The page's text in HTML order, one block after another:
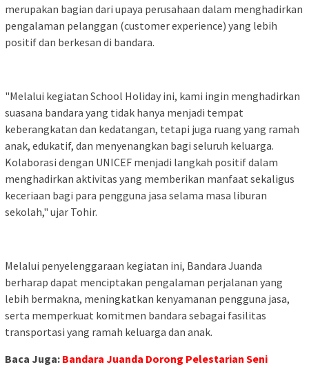
merupakan bagian dari upaya perusahaan dalam menghadirkan
pengalaman pelanggan (customer experience) yang lebih
positif dan berkesan di bandara.
"Melalui kegiatan School Holiday ini, kami ingin menghadirkan
suasana bandara yang tidak hanya menjadi tempat
keberangkatan dan kedatangan, tetapi juga ruang yang ramah
anak, edukatif, dan menyenangkan bagi seluruh keluarga.
Kolaborasi dengan UNICEF menjadi langkah positif dalam
menghadirkan aktivitas yang memberikan manfaat sekaligus
keceriaan bagi para pengguna jasa selama masa liburan
sekolah," ujar Tohir.
Melalui penyelenggaraan kegiatan ini, Bandara Juanda
berharap dapat menciptakan pengalaman perjalanan yang
lebih bermakna, meningkatkan kenyamanan pengguna jasa,
serta memperkuat komitmen bandara sebagai fasilitas
transportasi yang ramah keluarga dan anak.
Baca Juga: Bandara Juanda Dorong Pelestarian Seni